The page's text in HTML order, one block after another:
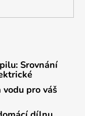
Srovnání
pro váš